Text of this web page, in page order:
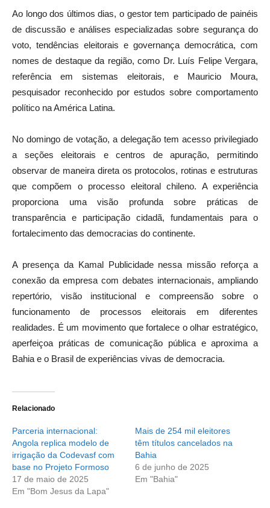
Ao longo dos últimos dias, o gestor tem participado de painéis
de discussão e análises especializadas sobre segurança do
voto, tendências eleitorais e governança democrática, com
nomes de destaque da região, como Dr. Luís Felipe Vergara,
referência em sistemas eleitorais, e Mauricio Moura,
pesquisador reconhecido por estudos sobre comportamento
político na América Latina.
No domingo de votação, a delegação tem acesso privilegiado
a seções eleitorais e centros de apuração, permitindo
observar de maneira direta os protocolos, rotinas e estruturas
que compõem o processo eleitoral chileno. A experiência
proporciona uma visão profunda sobre práticas de
transparência e participação cidadã, fundamentais para o
fortalecimento das democracias do continente.
A presença da Kamal Publicidade nessa missão reforça a
conexão da empresa com debates internacionais, ampliando
repertório, visão institucional e compreensão sobre o
funcionamento de processos eleitorais em diferentes
realidades. É um movimento que fortalece o olhar estratégico,
aperfeiçoa práticas de comunicação pública e aproxima a
Bahia e o Brasil de experiências vivas de democracia.
Relacionado
Parceria internacional:
Angola replica modelo de
irrigação da Codevasf com
base no Projeto Formoso
17 de maio de 2025
Em "Bom Jesus da Lapa"
Mais de 254 mil eleitores
têm títulos cancelados na
Bahia
6 de junho de 2025
Em "Bahia"